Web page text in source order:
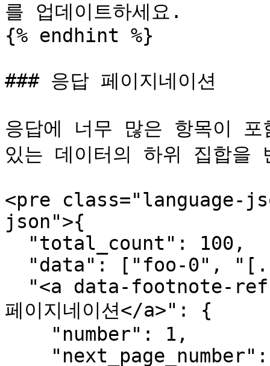
를 업데이트하세요.
{% endhint %}
### 응답 페이지네이션
응답에 너무 많은 항목이
있는 데이터의 하위 집합을
<pre class="language-
json">{
페이지네이션</a>": {